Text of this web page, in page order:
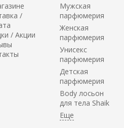
/
/ Акции
Мужская
парфюмерия
Женская
парфюмерия
Унисекс
парфюмерия
Детская
парфюмерия
Body лосьон
для тела Shaik